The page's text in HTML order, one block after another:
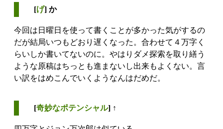
[げ] か
今回は日曜日を使って書くことが多かった気がするの
だが結局いつもどおり遅くなった。合わせて４万字く
らいしか書いてないのに。やはりダメ探索を取り繕う
ような原稿はちっとも進まないし出来もよくない。言
い訳をはめこんでいくようなんはだめだ。
[奇妙なポテンシャル] ↑